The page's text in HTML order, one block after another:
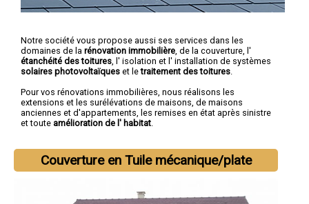
Notre société vous propose aussi ses services dans les
domaines de la rénovation immobilière, de la couverture, l'
étanchéité des toitures, l' isolation et l' installation de systèmes
solaires photovoltaïques et letraitement des toitures.
Pour vos rénovations immobilières, nous réalisons les
extensions et les surélévations de maisons, de maisons
anciennes et d'appartements, les remises en état après sinistre
et toute amélioration de l' habitat.
Couverture en Tuile mécanique/plate